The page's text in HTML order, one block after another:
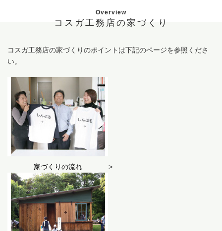
Overview
コスガ工務店の家づくり
コスガ工務店の家づくりのポイントは下記のページを参照くださ
い。
家づくりの流れ